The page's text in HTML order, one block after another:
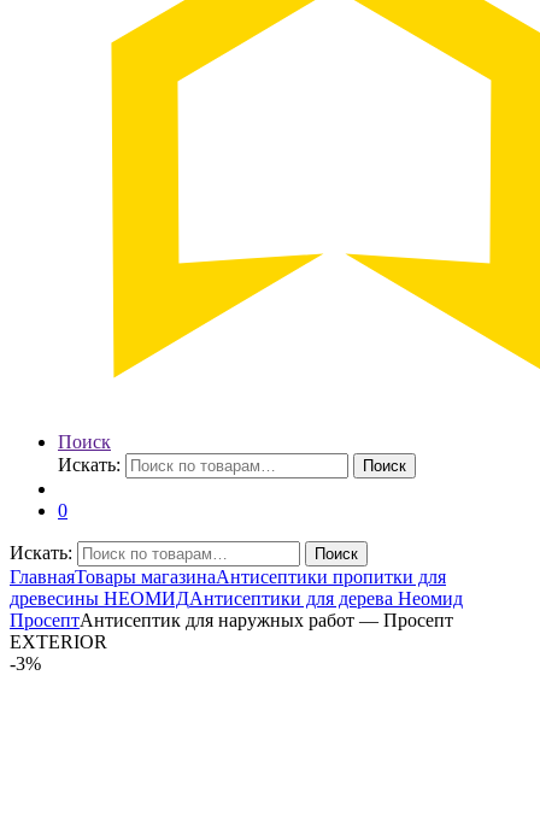
Поиск
Искать:
Поиск
0
Искать: Поиск
ГлавнаяТовары магазинаАнтисептики пропитки для
древесины НЕОМИДАнтисептики для дерева Неомид
ПросептАнтисептик для наружных работ — Просепт
EXTERIOR
-3%